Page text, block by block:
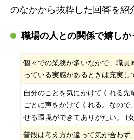
のなかから抜粋した回答を紹
職場の人との関係で嬉しか
個々での業務が多いなかで、職員
っている実感があるときは充実
自分のことを気にかけてくれる先
ごとに声をかけてくれる。なので
せる環境ができてありがたい。 (
普段は考え方が違って気が合わず